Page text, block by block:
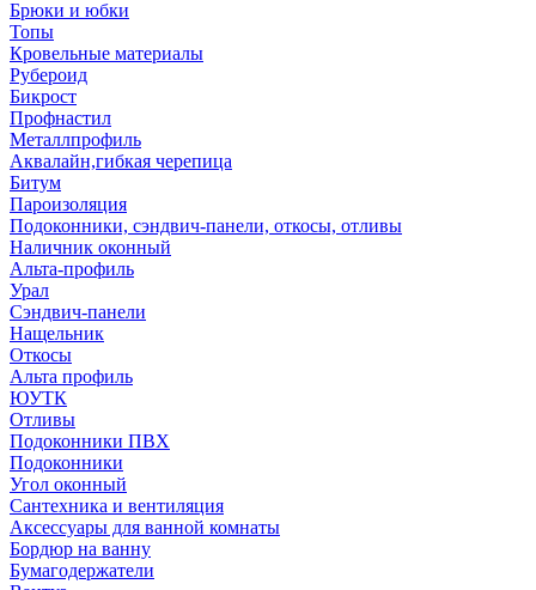
Брюки и юбки
Топы
Кровельные материалы
Рубероид
Бикрост
Профнастил
Металлпрофиль
Аквалайн,гибкая черепица
Битум
Пароизоляция
Подоконники, сэндвич-панели, откосы, отливы
Наличник оконный
Альта-профиль
Урал
Сэндвич-панели
Нащельник
Откосы
Альта профиль
ЮУТК
Отливы
Подоконники ПВХ
Подоконники
Угол оконный
Сантехника и вентиляция
Аксессуары для ванной комнаты
Бордюр на ванну
Бумагодержатели